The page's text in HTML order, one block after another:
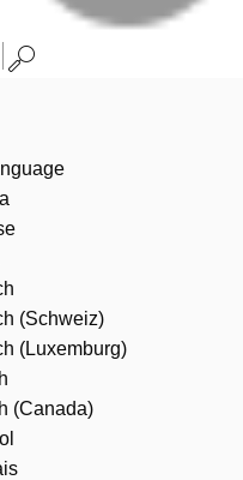
(Schweiz)
(Luxemburg)
(Canada)